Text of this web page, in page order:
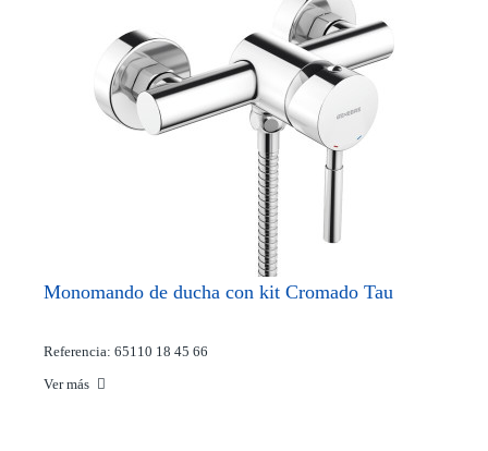
Monomando de ducha con kit Cromado Tau
Referencia: 65110 18 45 66
Ver más